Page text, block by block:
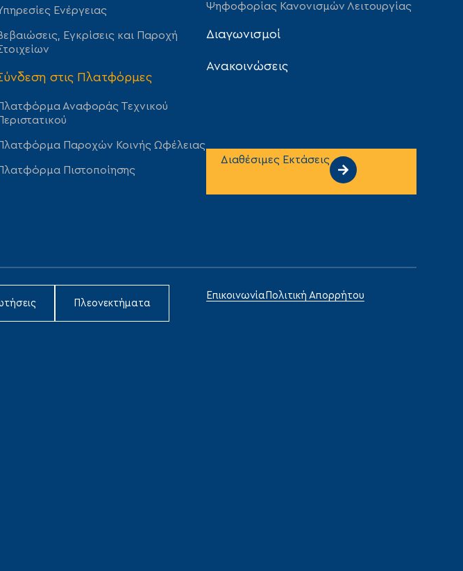
Ενέργειας
Εγκρίσεις και Παροχή
στις Πλατφόρμες
Αναφοράς Τεχνικού
Παροχών Κοινής Ωφέλειας
Πιστοποίησης
Ψηφοφορίας Κανονισμών Λειτουργίας
Διαγωνισμοί
Ανακοινώσεις
Διαθέσιμες Εκτάσεις
Πλεονεκτήματα
Επικοινωνία Πολιτική Απορρήτου